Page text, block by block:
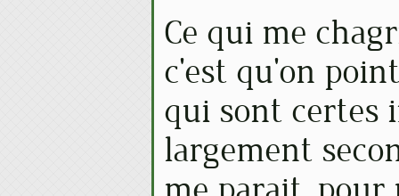
Ce qui me
c'est qu'on
qui sont certes
largement